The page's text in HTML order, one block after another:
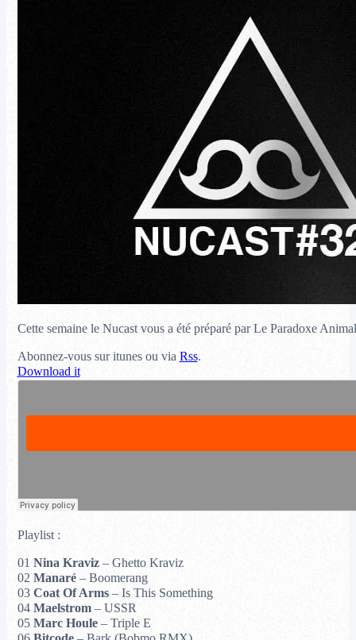
Cette semaine le Nucast vous a été préparé par Le Paradoxe
Abonnez-vous sur itunes ou via Rss.
Download it
Playlist :
01 Nina Kraviz– Ghetto Kraviz
02 Manaré– Boomerang
03 Coat Of Arms– Is This Something
04 Maelstrom– USSR
05 Marc Houle– Triple E